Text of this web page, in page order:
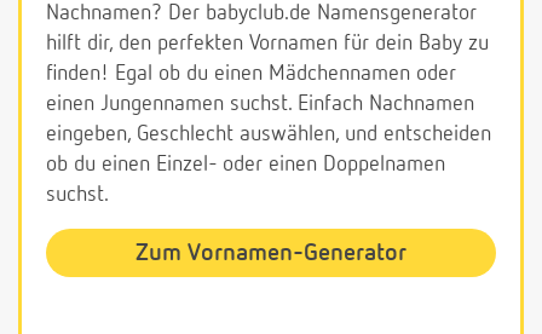
Nachnamen? Der babyclub.de Namensgenerator
hilft dir, den perfekten Vornamen für dein Baby zu
finden! Egal ob du einen Mädchennamen oder
einen Jungennamen suchst. Einfach Nachnamen
eingeben, Geschlecht auswählen, und entscheiden
ob du einen Einzel- oder einen Doppelnamen
suchst.
Zum Vornamen-Generator